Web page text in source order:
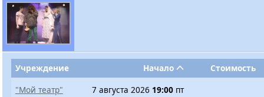
Учреждение Начало
Стоимость
"Мой театр"
7 августа 2026 19:00 пт